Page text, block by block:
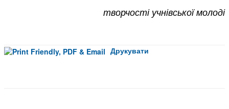
творчості учнівської молоді
Друкувати